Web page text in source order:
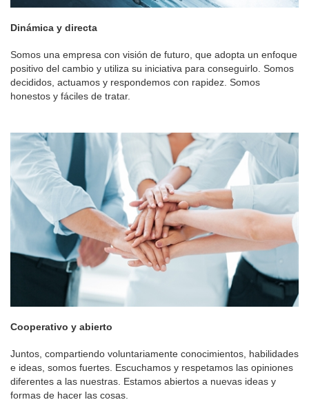
Dinámica y directa
Somos una empresa con visión de futuro, que adopta un enfoque
positivo del cambio y utiliza su iniciativa para conseguirlo. Somos
decididos, actuamos y respondemos con rapidez. Somos
honestos y fáciles de tratar.
Cooperativo y abierto
Juntos, compartiendo voluntariamente conocimientos, habilidades
e ideas, somos fuertes. Escuchamos y respetamos las opiniones
diferentes a las nuestras. Estamos abiertos a nuevas ideas y
formas de hacer las cosas.